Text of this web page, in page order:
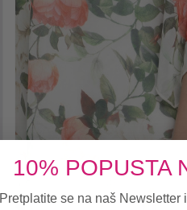
10% POPUSTA
Pretplatite se na naš